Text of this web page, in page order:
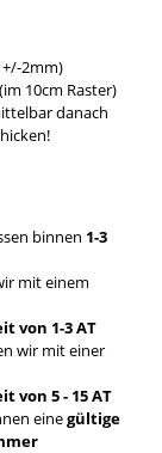
2mm)
10cm Raster)
danach
binnen 1-3
mit einem
von 1-3 AT
wir mit einer
von 5 - 15 AT
einegültige